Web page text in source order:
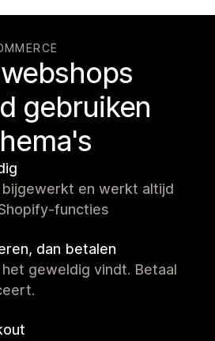
gebruiken
en werkt altijd
functies
dan betalen
geweldig vindt. Betaal